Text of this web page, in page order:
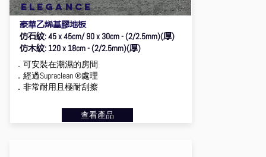
ELEGANCE
豪華乙烯基膠地板
仿石紋: 45 x 45cm/ 90 x 30cm - (2/2.5mm)(厚)
仿木紋: 120 x 18cm - (2/2.5mm)(厚)
．可安裝在潮濕的房間
．經過Supraclean ®處理
．非常耐用且極耐刮擦
查看產品